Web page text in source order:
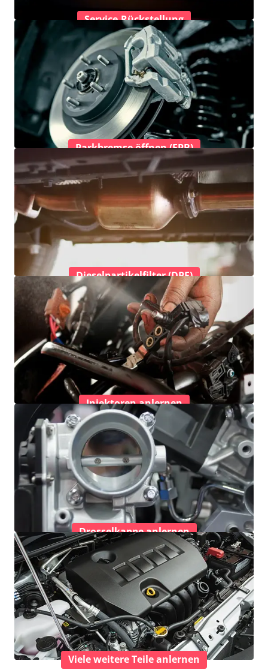
Service-Rückstellung
Parkbremse öffnen (EPB)
Dieselpartikelfilter (DPF)
Injektoren anlernen
Drosselkappe anlernen
Viele weitere Teile anlernen